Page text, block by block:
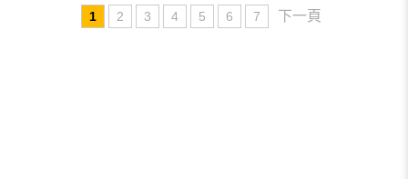
1 2 3 4 5 6 7 下一頁